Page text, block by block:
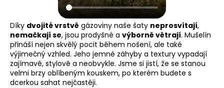
Díky dvojité vrstvě gázoviny naše šaty neprosvítají,
nemačkají se, jsou prodyšné a výborně větrají. Mušelín
přináší nejen skvělý pocit během nošení, ale také
výjimečný vzhled. Jeho jemné záhyby a textury vypadají
zajímavě, stylově a neobvykle. Jsme si jistí, že se stanou
velmi brzy oblíbeným kouskem, po kterém budete s
dcerkou sahat nejčastěji.